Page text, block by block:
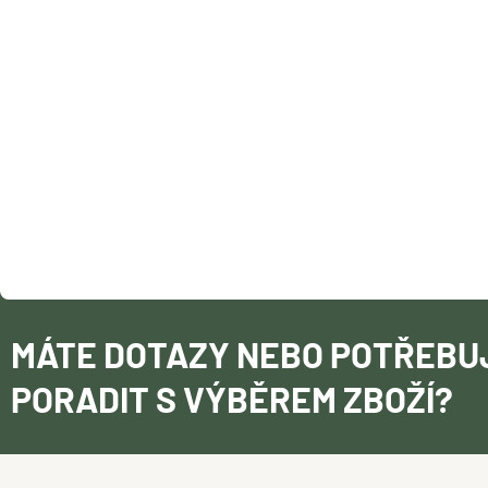
MÁTE DOTAZY NEBO
PORADIT S VÝBĚREM ZBOŽÍ?